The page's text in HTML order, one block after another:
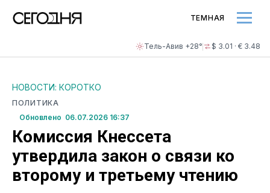
Тель-Авив +28° $ 3.01 · € 3.48
ТЕМНАЯ
НОВОСТИ: КОРОТКО
ПОЛИТИКА
Обновлено 06.07.2026 16:37
Комиссия Кнессета
утвердила закон о связи ко
второму и третьему чтению